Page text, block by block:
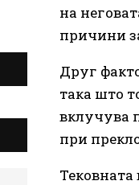
на
причини
Друг
така што
вклучува
при
Тековната